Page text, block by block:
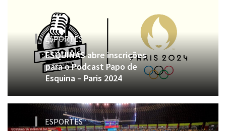
ESPORTES
ESQUINAS abre inscrições
para o Podcast Papo de
Esquina – Paris 2024
ESPORTES